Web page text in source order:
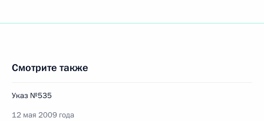
Смотрите также
Указ №535
12 мая 2009 года